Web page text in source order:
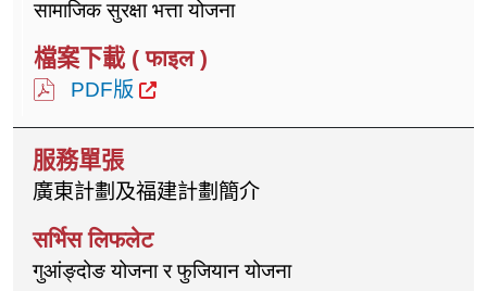
सामाजिक सुरक्षा भत्ता योजना
PDF版
廣東計劃及福建計劃簡介
गुआंङ्दोङ योजना र फुजियान योजना